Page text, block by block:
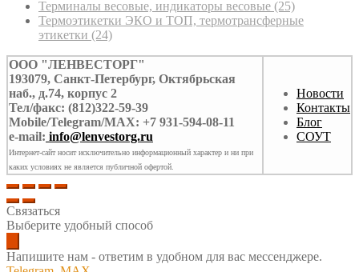
Терминалы весовые, индикаторы весовые (25)
Термоэтикетки ЭКО и ТОП, термотрансферные
этикетки (24)
ООО "ЛЕНВЕСТОРГ"
193079, Санкт-Петербург, Октябрьская
наб., д.74, корпус 2
Тел/факс: (812)322-59-39
Mobile/Telegram/MAX: +7 931-594-08-11
e-mail: info@lenvestorg.ru
Интернет-сайт носит исключительно информационный характер и ни при
каких условиях не является публичной офертой.
Новости
Контакты
Блог
СОУТ
Связаться
Выберите удобный способ
Напишите нам - ответим в удобном для вас мессенджере.